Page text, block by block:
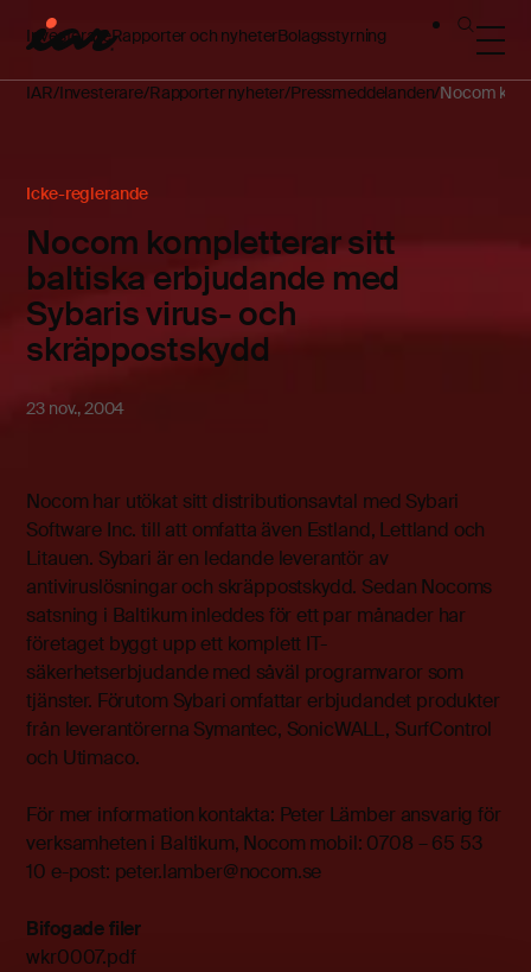
InvesterareRapporter och nyheterBolagsstyrning
IAR Investerare Rapporter nyheter Pressmeddelanden Nocom
Icke-reglerande
Nocom kompletterar sitt
baltiska erbjudande med
Sybaris virus- och
skräppostskydd
23 nov., 2004
Nocom har utökat sitt distributionsavtal med Sybari
Software Inc. till att omfatta även Estland, Lettland och
Litauen. Sybari är en ledande leverantör av
antiviruslösningar och skräppostskydd. Sedan Nocoms
satsning i Baltikum inleddes för ett par månader har
företaget byggt upp ett komplett IT-
säkerhetserbjudande med såväl programvaror som
tjänster. Förutom Sybari omfattar erbjudandet produkter
från leverantörerna Symantec, SonicWALL, SurfControl
och Utimaco.
För mer information kontakta: Peter Lämber ansvarig för
verksamheten i Baltikum, Nocom mobil: 0708 – 65 53
10 e-post: peter.lamber@nocom.se
Bifogade filer
wkr0007.pdf